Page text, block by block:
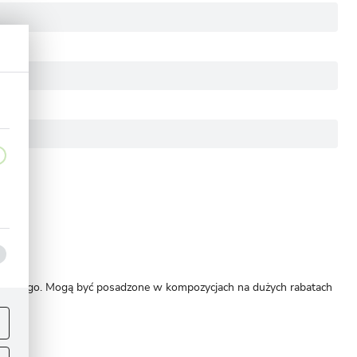
Mogą być posadzone w kompozycjach na dużych rabatach